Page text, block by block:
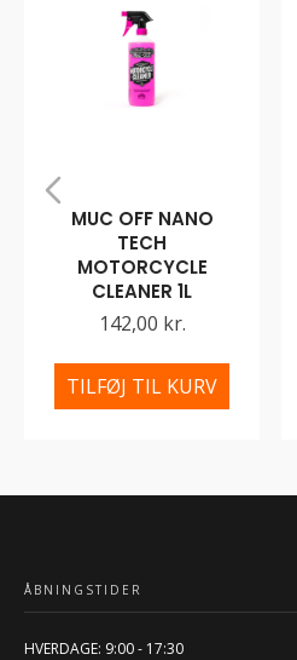
MUC OFF NANO
TECH
MOTORCYCLE
CLEANER 1L
142,00 kr.
TILFØJ TIL KURV
ÅBNINGSTIDER
HVERDAGE: 9:00 - 17:30